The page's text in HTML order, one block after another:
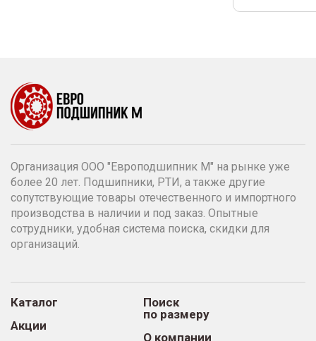
Организация ООО "Европодшипник М" на рынке уже
более 20 лет. Подшипники, РТИ, а также другие
сопутствующие товары отечественного и импортного
производства в наличии и под заказ. Опытные
сотрудники, удобная система поиска, скидки для
организаций.
Каталог
Акции
Поиск
по размеру
О компании